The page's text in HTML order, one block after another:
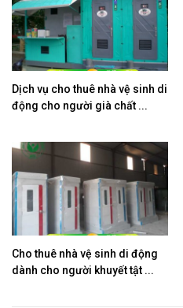
Dịch vụ cho thuê nhà vệ sinh di
động cho người già chất ...
Cho thuê nhà vệ sinh di động
dành cho người khuyết tật ...